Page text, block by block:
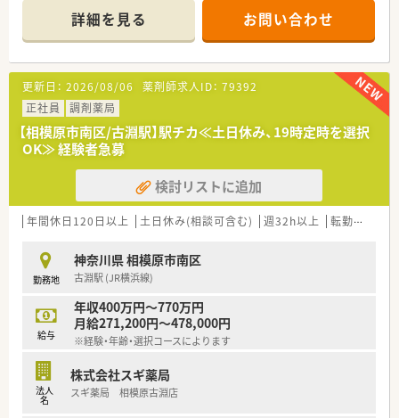
■研修制度は様々なプランがあり、集合研修だけでなく任意で受
講可能な研修も幅広く用意されています
■店舗で活躍する従業員、社外で活躍する従業員、将来経営幹部
となる従業員など、薬剤師として様々な活躍ができるフィールド
を用意されています
■総合薬剤師・調剤薬剤師（土日休み・19時までの勤務）どちらか
の働き方を選択できます
■調剤併設型だけでなく「医療モール・クリニック併設店舗」「敷
地内薬局」「訪問調剤特化型店舗」など様々な店舗を運営してい
ます
■在宅医療にも積極的取り組んでおり「訪問調剤特化型店舗」を
50店舗以上、無菌調剤室は業界最多の51店舗設置しています
■「プラチナくるみん認定企業」「健康経営優良法人2023（大規模
法人部門）認定」等を取得し一人ひとりが働きやすい環境が整備
■充実した研修制度、人事制度、評価制度、キャリア支援制度等
があるのも特徴です
詳細を見る お問い合わせ
更新日： 2026/08/06 薬剤師求人ID： 79392
正社員
調剤薬局
【相模原市南区/古淵駅】駅チカ≪土日休み、19時定時を選択
OK≫ 経験者急募
検討リストに追加
年間休日120日以上 土日休み(相談可含む) 週32h以上 転勤なし
勤務地
神奈川県 相模原市南区
古淵駅 (JR横浜線)
給与
年収400万円～770万円
月給271,200円～478,000円
※経験・年齢・選択コースによります
法人
名
株式会社スギ薬局
スギ薬局 相模原古淵店